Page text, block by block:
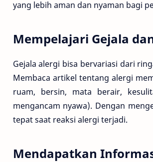
yang lebih aman dan nyaman bagi
Mempelajari Gejala
Gejala alergi bisa bervariasi dari
Membaca artikel tentang alergi
ruam, bersin, mata berair,
mengancam nyawa). Dengan
tepat saat reaksi alergi terjadi.
Mendapatkan